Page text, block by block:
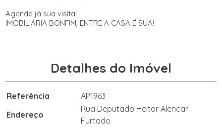
Agende já sua visita!
IMOBILIÁRIA BONFIM, ENTRE A CASA É SUA!
Detalhes do Imóvel
Referência
AP1963
Endereço
Rua Deputado Heitor Alencar
Furtado